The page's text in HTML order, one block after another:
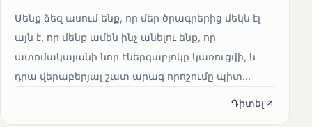
Մենք ձեզ ասում ենք, որ մեր ծրագրերից մեկն էլ
այն է, որ մենք ամեն ինչ անելու ենք, որ
ատոմակայանի նոր էներգաբլոկը կառուցվի, և
դրա վերաբերյալ շատ արագ որոշումը պիտ...
Դիտել